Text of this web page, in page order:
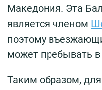
Македония. Эта
является членом
поэтому
может пребывать в
Таким образом,